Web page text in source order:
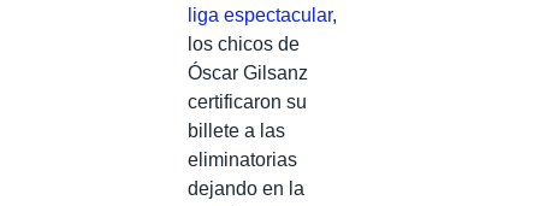
liga espectacular,
los chicos de
Óscar Gilsanz
certificaron su
billete a las
eliminatorias
dejando en la